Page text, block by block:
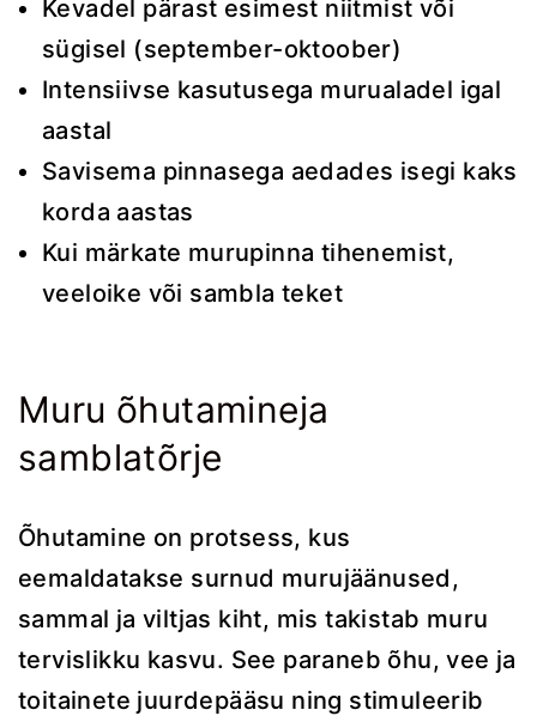
Kevadel pärast esimest niitmist või
sügisel (september-oktoober)
Intensiivse kasutusega murualadel igal
aastal
Savisema pinnasega aedades isegi kaks
korda aastas
Kui märkate murupinna tihenemist,
veeloike või sambla teket
Muru õhutamineja
samblatõrje
Õhutamine on protsess, kus
eemaldatakse surnud murujäänused,
sammal ja viltjas kiht, mis takistab muru
tervislikku kasvu. See paraneb õhu, vee ja
toitainete juurdepääsu ning stimuleerib